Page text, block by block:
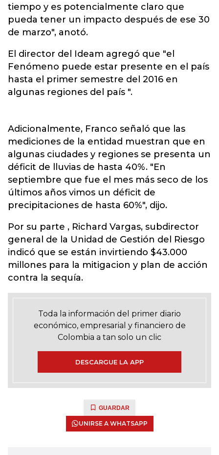
tiempo y es potencialmente claro que
pueda tener un impacto después de ese 30
de marzo", anotó.
El director del Ideam agregó que "el
Fenómeno puede estar presente en el país
hasta el primer semestre del 2016 en
algunas regiones del país ".
Adicionalmente, Franco señaló que las
mediciones de la entidad muestran que en
algunas ciudades y regiones se presenta un
déficit de lluvias de hasta 40%. "En
septiembre que fue el mes más seco de los
últimos años vimos un déficit de
precipitaciones de hasta 60%", dijo.
Por su parte , Richard Vargas, subdirector
general de la Unidad de Gestión del Riesgo
indicó que se están invirtiendo $43.000
millones para la mitigacion y plan de acción
contra la sequía.
Toda la información del primer diario
económico, empresarial y financiero de
Colombia a tan solo un clic
DESCARGUE LA APP
GUARDAR
UNIRSE A WHATSAPP